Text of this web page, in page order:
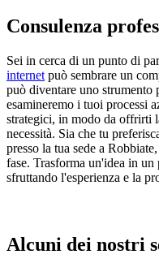
Consulenza
Sei in cerca di un punto di
internet può sembrare un
può diventare uno strumento
esamineremo i tuoi processi
strategici, in modo da offrirti
necessità. Sia che tu
presso la tua sede a
fase. Trasforma un'idea in
sfruttando l'esperienza e la
Alcuni dei nostri